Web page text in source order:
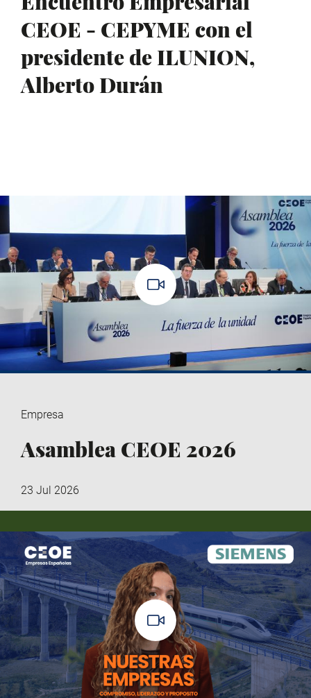
CEOE - CEPYME con el
presidente de ILUNION,
Alberto Durán
Empresa
Asamblea CEOE 2026
23 Jul 2026